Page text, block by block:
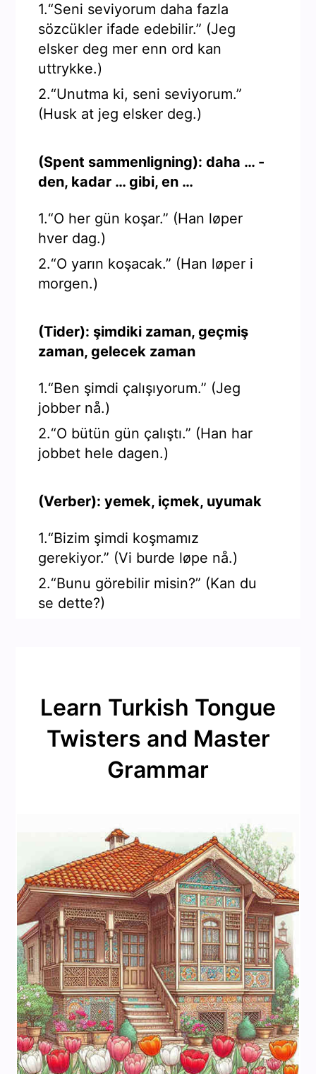
1.“Seni seviyorum daha fazla
sözcükler ifade edebilir.” (Jeg
elsker deg mer enn ord kan
uttrykke.)
2.“Unutma ki, seni seviyorum.”
(Husk at jeg elsker deg.)
(Spent sammenligning): daha … -
den, kadar … gibi, en …
1.“O her gün koşar.” (Han løper
hver dag.)
2.“O yarın koşacak.” (Han løper i
morgen.)
(Tider): şimdiki zaman, geçmiş
zaman, gelecek zaman
1.“Ben şimdi çalışıyorum.” (Jeg
jobber nå.)
2.“O bütün gün çalıştı.” (Han har
jobbet hele dagen.)
(Verber): yemek, içmek, uyumak
1.“Bizim şimdi koşmamız
gerekiyor.” (Vi burde løpe nå.)
2.“Bunu görebilir misin?” (Kan du
se dette?)
Learn Turkish Tongue
Twisters and Master
Grammar